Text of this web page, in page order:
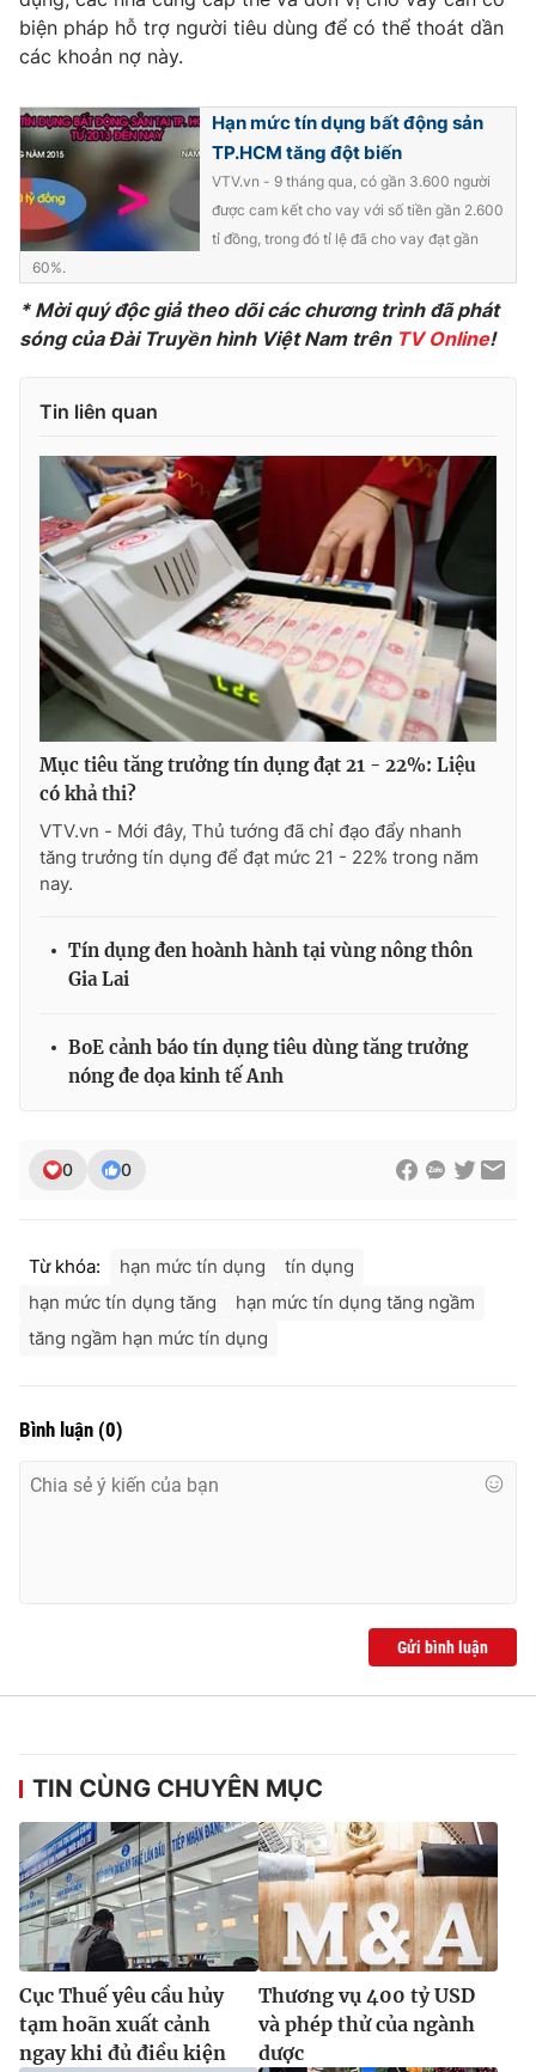
Ðiện thoại Thời báo VTV:024.66 897 897
Email:toasoan@vtv.vn
® Cấm sao chép dưới mọi hình thức nếu không có sự chấp
thông tin từ website này.
biện pháp hỗ trợ người tiêu dùng để có thể thoát dần
các khoản nợ này.
Hạn mức tín dụng bất động sản
TP.HCM tăng đột biến
VTV.vn - 9 tháng qua, có gần 3.600 người
được cam kết cho vay với số tiền gần 2.600
tỉ đồng, trong đó tỉ lệ đã cho vay đạt gần
60%.
* Mời quý độc giả theo dõi các chương trình đã phát
sóng của Đài Truyền hình Việt Nam trên TV Online!
Tin liên quan
Mục tiêu tăng trưởng tín dụng đạt 21 - 22%: Liệu
có khả thi?
VTV.vn - Mới đây, Thủ tướng đã chỉ đạo đẩy nhanh
tăng trưởng tín dụng để đạt mức 21 - 22% trong năm
nay.
Tín dụng đen hoành hành tại vùng nông thôn
Gia Lai
BoE cảnh báo tín dụng tiêu dùng tăng trưởng
nóng đe dọa kinh tế Anh
0 0
Từ khóa: hạn mức tín dụng
tín dụng
hạn mức tín dụng tăng
hạn mức tín dụng tăng ngầm
tăng ngầm hạn mức tín dụng
Bình luận (0)
Gửi bình luận
TIN CÙNG CHUYÊN MỤC
Cục Thuế yêu cầu hủy
tạm hoãn xuất cảnh
ngay khi đủ điều kiện
Thương vụ 400 tỷ USD
và phép thử của ngành
dược